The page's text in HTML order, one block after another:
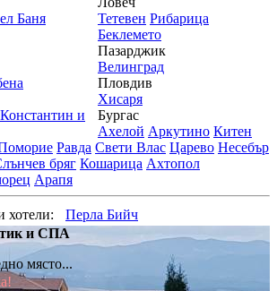
Баня
и
Тетевен Рибарица
Беклемето
Пазарджик
Велинград
Пловдив
Хисаря
Бургас
Ахелой Аркутино Китен
Равда Свети Влас Царево Несебър
бряг Кошарица Ахтопол
Арапя
хотели:
Перла Бийч
и СПА
място...